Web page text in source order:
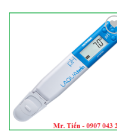
Add